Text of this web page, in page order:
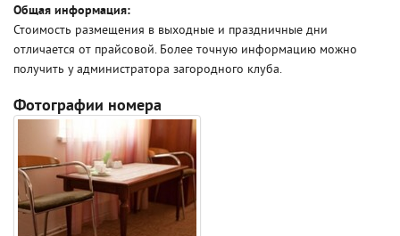
Общая информация:
Стоимость размещения в выходные и праздничные дни
отличается от прайсовой. Более точную информацию можно
получить у администратора загородного клуба.
Фотографии номера